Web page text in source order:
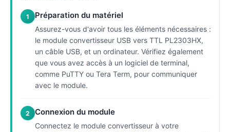
1 Préparation du matériel
Assurez-vous d'avoir tous les éléments nécessaires :
le module convertisseur USB vers TTL PL2303HX,
un câble USB, et un ordinateur. Vérifiez également
que vous avez accès à un logiciel de terminal,
comme PuTTY ou Tera Term, pour communiquer
avec le module.
2 Connexion du module
Connectez le module convertisseur à votre